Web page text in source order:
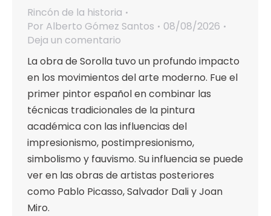
Rincón de la historia
Por Alberto Gómez Santos
08/08/2026
Deja un comentario
La obra de Sorolla tuvo un profundo impacto
en los movimientos del arte moderno. Fue el
primer pintor español en combinar las
técnicas tradicionales de la pintura
académica con las influencias del
impresionismo, postimpresionismo,
simbolismo y fauvismo. Su influencia se puede
ver en las obras de artistas posteriores
como Pablo Picasso, Salvador Dali y Joan
Miro.